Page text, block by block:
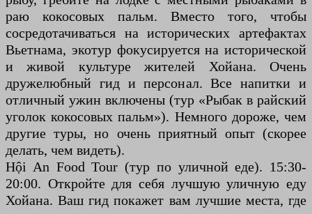
раю кокосовых пальм. Вместо того, чтобы
сосредотачиваться на исторических артефактах
Вьетнама, экотур фокусируется на исторической
и живой культуре жителей Хойана. Очень
дружелюбный гид и персонал. Все напитки и
отличный ужин включены (тур «Рыбак в райский
уголок кокосовых пальм»). Немного дороже, чем
другие туры, но очень приятный опыт (скорее
делать, чем видеть).
Hội An Food Tour (тур по уличной еде). 15:30-
20:00. Откройте для себя лучшую уличную еду
Хойана. Ваш гид покажет вам лучшие места, где